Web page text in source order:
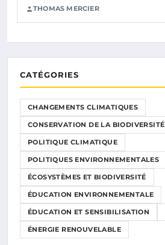
THOMAS MERCIER
CATÉGORIES
CHANGEMENTS CLIMATIQUES
CONSERVATION DE LA BIODIVERSITÉ
POLITIQUE CLIMATIQUE
POLITIQUES ENVIRONNEMENTALES
ÉCOSYSTÈMES ET BIODIVERSITÉ
ÉDUCATION ENVIRONNEMENTALE
ÉDUCATION ET SENSIBILISATION
ÉNERGIE RENOUVELABLE